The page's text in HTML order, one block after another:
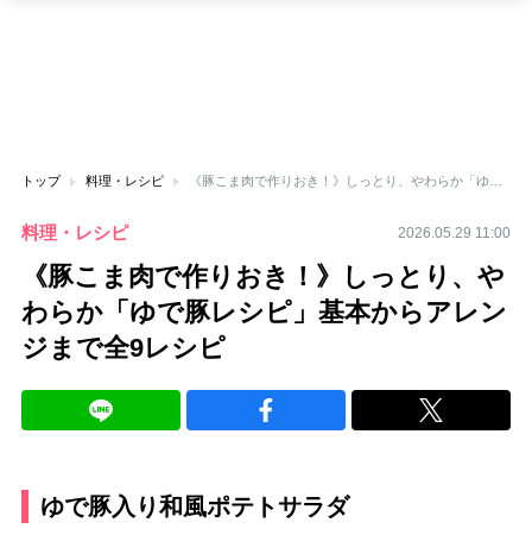
トップ 料理・レシピ
料理・レシピ 2026.05.29 11:00
《豚こま肉で作りおき！》しっとり、や
わらか「ゆで豚レシピ」基本からアレン
ジまで全9レシピ
ゆで豚入り和風ポテトサラダ